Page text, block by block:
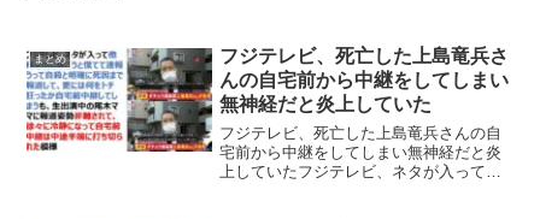
まとめ
フジテレビ、死亡した上島竜兵さ
んの自宅前から中継をしてしまい
無神経だと炎上していた
フジテレビ、死亡した上島竜兵さんの自
宅前から中継をしてしまい無神経だと炎
上していたフジテレビ、ネタが入って他